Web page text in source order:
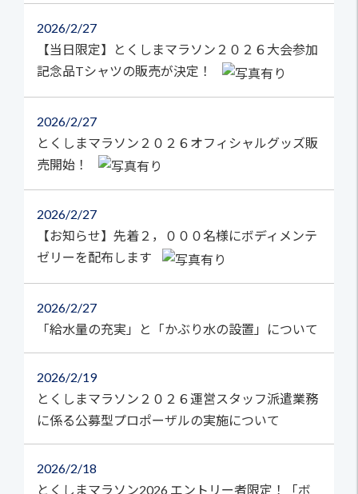
2026 2/27
【当日限定】とくしまマラソン２０２６大会参加
記念品Tシャツの販売が決定！
2026 2/27
とくしまマラソン２０２６オフィシャルグッズ販
売開始！
2026 2/27
【お知らせ】先着２，０００名様にボディメンテ
ゼリーを配布します
2026 2/27
「給水量の充実」と「かぶり水の設置」について
2026 2/19
とくしまマラソン２０２６運営スタッフ派遣業務
に係る公募型プロポーザルの実施について
2026 2/18
とくしまマラソン2026 エントリー者限定！「ボ